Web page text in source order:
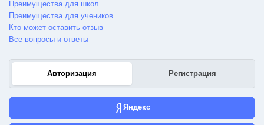
Преимущества для школ
Преимущества для учеников
Кто может оставить отзыв
Все вопросы и ответы
Авторизация Регистрация
Яндекс